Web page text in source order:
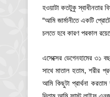
হওয়াটা কতটুকু স্বাধীনতার
“আমি জার্মানীতে একটি
চলতে হবে কারণ পরকাল
এসেক্সের ডেগেনহামের ৩১
সাথে মাতাল হতাম, শরীর
আমি কিছুটা প্রার্থনা